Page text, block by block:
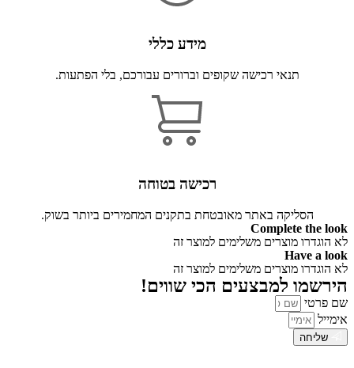
מידע כללי
תנאי רכישה שקופים וברורים עבורכם, בלי הפתעות.
רכישה בטוחה
הסליקה באתר מאובטחת בתקנים המחמירים ביותר בשוק.
Complete the look
לא הוגדרו מוצרים משלימים למוצר זה
Have a look
לא הוגדרו מוצרים משלימים למוצר זה
הירשמו למבצעים הכי שווים!
שם פרטי
אימייל
שליחה